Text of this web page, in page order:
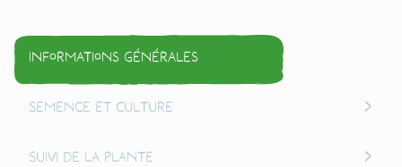
Informations générales
Semence et culture
Suivi de la plante